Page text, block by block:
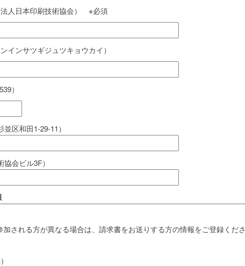
人日本印刷技術協会） ※必須
インサツギジュツキョウカイ）
）
区和田1-29-11）
会ビル3F）
加される方が異なる場合は、請求書をお送りする方の情報をご登録くださ